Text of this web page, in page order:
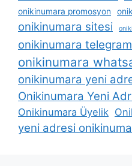
onikinumara promosyon
onikinumara sitesi
onikinumara telegram
onikinumara
onikinumara yeni
Onikinumara Yeni
Onikinumara Üyelik
yeni adresi